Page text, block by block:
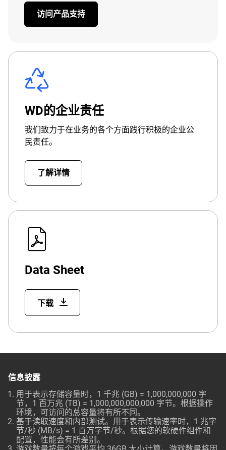
访问产品支持
WD的企业责任
我们致力于在业务的各个方面践行积极的企业公
民责任。
了解详情
Data Sheet
下载
信息披露
用于表示存储容量时，1 千兆 (GB) = 1,000,000,000 字
节，1 百万兆 (TB) = 1,000,000,000,000 字节。根据操作
环境，可访问的总容量将有所不同。
基于读取速度和内部测试。用于表示传输速率时，1 兆字
节/秒 (MB/s) = 1 百万字节/秒。根据您的软硬件组件和
配置，性能会有所差别。